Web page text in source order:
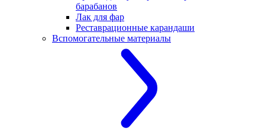
барабанов
Лак для фар
Реставрационные карандаши
Вспомогательные материалы